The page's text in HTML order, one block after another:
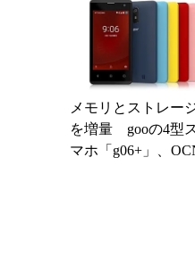
マホになった理由
メモリとストレー
を増量 gooの4型
マホ「g06+」、